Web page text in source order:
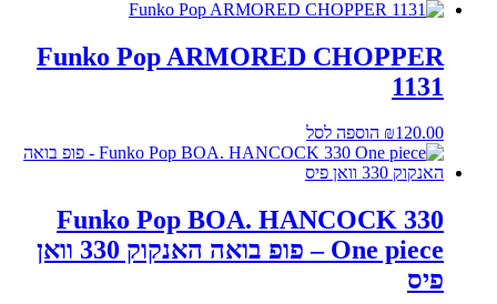
Funko Pop ARMORED CHOPPER
1131
₪120.00 הוספה לסל
Funko Pop BOA. HANCOCK 330
One piece – פופ בואה האנקוק 330 וואן
פיס